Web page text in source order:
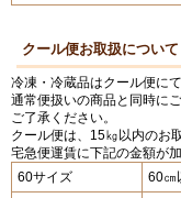
クール便お取扱について
冷凍・冷蔵品はクール便に
通常便扱いの商品と同時に
ご了承ください。
クール便は、15㎏以内のお
宅急便運賃に下記の金額が加
60サイズ
60㎝